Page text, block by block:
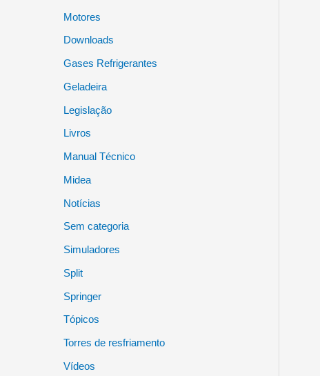
Motores
Downloads
Gases Refrigerantes
Geladeira
Legislação
Livros
Manual Técnico
Midea
Notícias
Sem categoria
Simuladores
Split
Springer
Tópicos
Torres de resfriamento
Vídeos